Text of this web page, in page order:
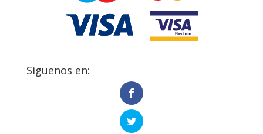
Siguenos en: